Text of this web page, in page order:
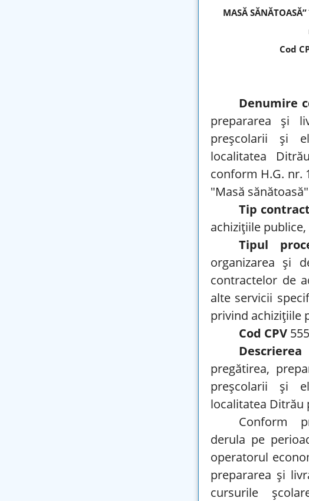
MASĂ
Cod
Denumire
prepararea și
preșcolarii și
localitatea
conform H.G. nr.
"Masă
Tip
achizițiile
Tipul
organizarea și
contractelor de
alte servicii
privind achizițiile
Cod CPV
pregătirea,
preșcolarii și
localitatea Ditrău
Conform
derula pe
operatorul
prepararea și
cursurile